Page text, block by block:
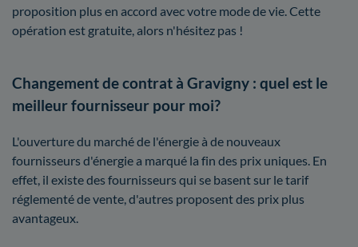
proposition plus en accord avec votre mode de vie. Cette
opération est gratuite, alors n'hésitez pas !
Changement de contrat à Gravigny : quel est le
meilleur fournisseur pour moi?
L'ouverture du marché de l'énergie à de nouveaux
fournisseurs d'énergie a marqué la fin des prix uniques. En
effet, il existe des fournisseurs qui se basent sur le tarif
réglementé de vente, d'autres proposent des prix plus
avantageux.